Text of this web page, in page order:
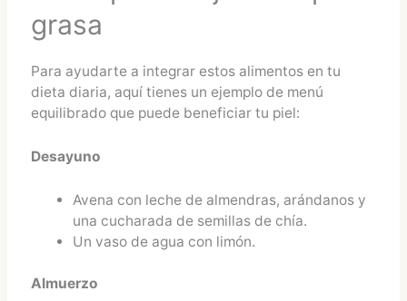
grasa
Para ayudarte a integrar estos alimentos en tu
dieta diaria, aquí tienes un ejemplo de menú
equilibrado que puede beneficiar tu piel:
Desayuno
Avena con leche de almendras, arándanos y
una cucharada de semillas de chía.
Un vaso de agua con limón.
Almuerzo